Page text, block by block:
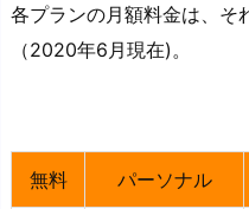
各プランの月額料金は、そ
（2020年6月現在)。
無料 パーソナル